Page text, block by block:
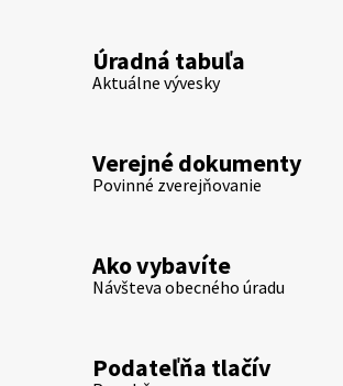
Úradná tabuľa
Aktuálne vývesky
Verejné dokumenty
Povinné zverejňovanie
Ako vybavíte
Návšteva obecného úradu
Podateľňa tlačív